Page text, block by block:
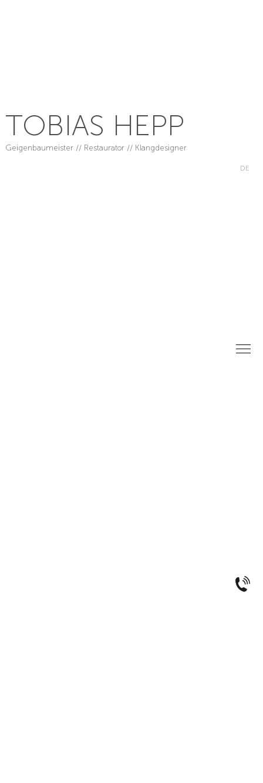
TOBIAS HEPP
Geigenbaumeister // Restaurator // Klangdesigner
DE